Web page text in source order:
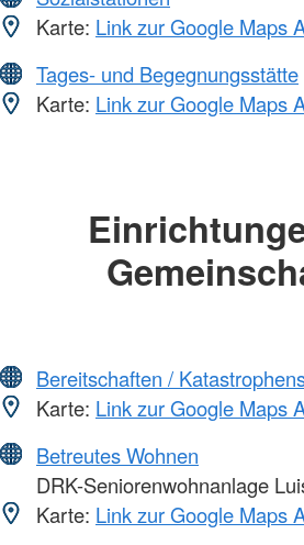
Karte: Link zur Google Maps
Tages- und Begegnungsstätte
Karte: Link zur Google Maps
Bereitschaften /
Karte: Link zur Google Maps
Betreutes Wohnen
DRK-Seniorenwohnanlage
Karte: Link zur Google Maps